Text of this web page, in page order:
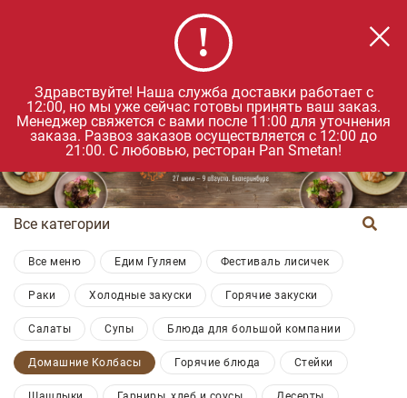
Удобнее в приложении
Для IOS и Android
Загрузить
Здравствуйте! Наша служба доставки работает с
12:00, но мы уже сейчас готовы принять ваш заказ.
Менеджер свяжется с вами после 11:00 для уточнения
заказа. Развоз заказов осуществляется с 12:00 до
21:00. С любовью, ресторан Pan Smetan!
Все категории
Все меню Едим Гуляем Фестиваль лисичек
Раки Холодные закуски Горячие закуски
Салаты Супы Блюда для большой компании
Домашние Колбасы Горячие блюда Стейки